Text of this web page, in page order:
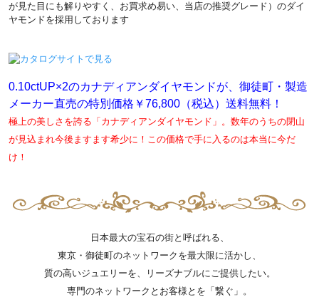
が見た目にも解りやすく、お買求め易い、当店の推奨グレード）のダイ
ヤモンドを採用しております
0.10ctUP×2のカナディアンダイヤモンドが、御徒町・製造
メーカー直売の特別価格￥76,800（税込）送料無料！
極上の美しさを誇る「カナディアンダイヤモンド」。数年のうちの閉山
が見込まれ今後ますます希少に！この価格で手に入るのは本当に今だ
け！
日本最大の宝石の街と呼ばれる、
東京・御徒町のネットワークを最大限に活かし、
質の高いジュエリーを、リーズナブルにご提供したい。
専門のネットワークとお客様とを「繋ぐ」。